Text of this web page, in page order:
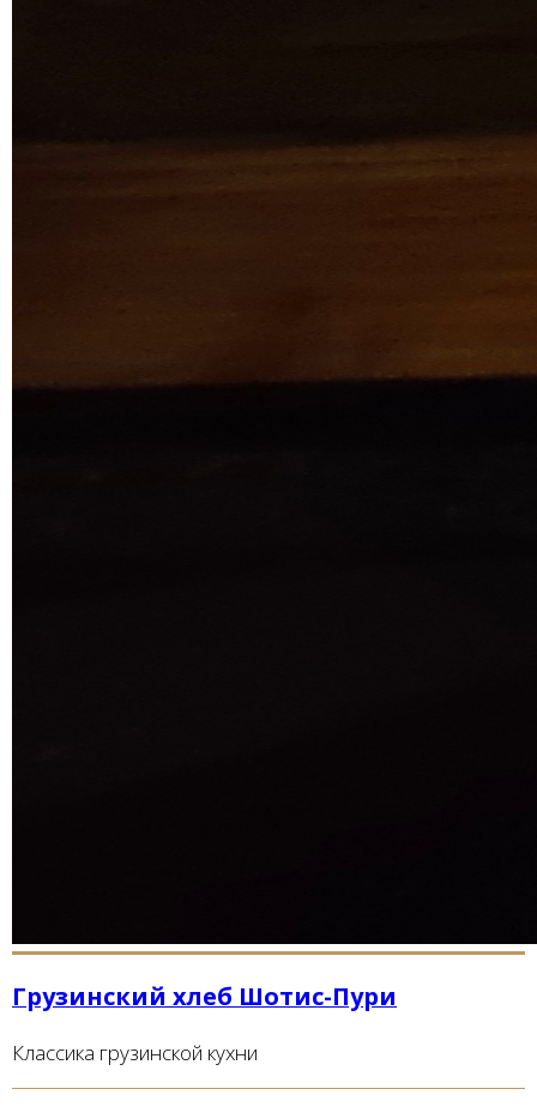
Грузинский хлеб Шотис-Пури
Классика грузинской кухни